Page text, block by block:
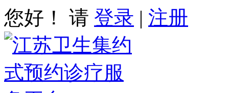
您好！ 请 登录 | 注册